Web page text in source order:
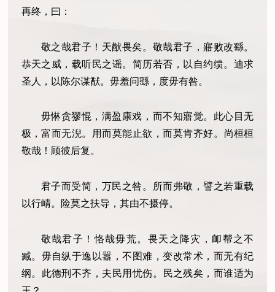
再终，曰：
敬之哉君子！天猷畏矣。 敬哉君子，寤败改繇。
恭天之威，载听民之谣。 简历若否，以自约缋。 迪求
圣人，以陈尔谋猷。 毋羞问繇，度毋有咎。
毋惏贪㺒惃，满盈康戏，而不知寤觉。 此心目无
极，富而无淣。
用而莫能止欲，而莫肯齐好。 尚桓桓
敬哉！顾彼后复。
君子而受简，万民之咎。
所而弗敬，譬之若重载
以行崝。
险莫之扶导，其由不摄停。
敬哉君子！恪哉毋荒。 畏天之降灾，卹帮之不
臧。 毋自纵于逸以嚣，不图难，变改常术，而无有纪
纲。 此德刑不齐，夫民用忧伤。
民之残矣，而谁适为